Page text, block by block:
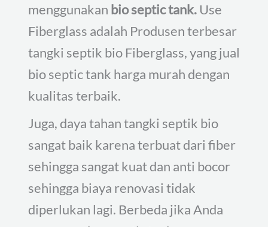
menggunakan bio septic tank.Use
Fiberglass adalah Produsen terbesar
tangki septik bio Fiberglass, yang jual
bio septic tank harga murah dengan
kualitas terbaik.
Juga, daya tahan tangki septik bio
sangat baik karena terbuat dari fiber
sehingga sangat kuat dan anti bocor
sehingga biaya renovasi tidak
diperlukan lagi. Berbeda jika Anda